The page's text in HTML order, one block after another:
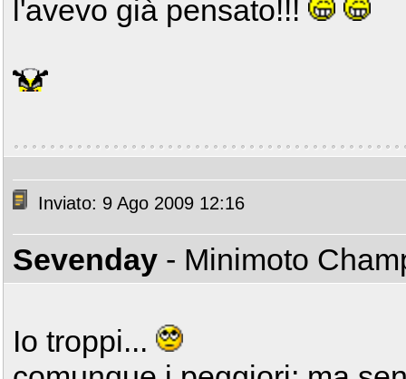
l'avevo già pensato!!!
Inviato: 9 Ago 2009 12:16
Sevenday - Minimoto
Io troppi...